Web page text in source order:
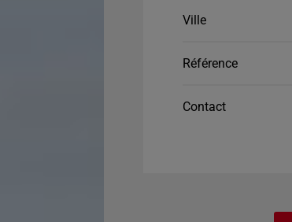
Ville
Référence
Contact